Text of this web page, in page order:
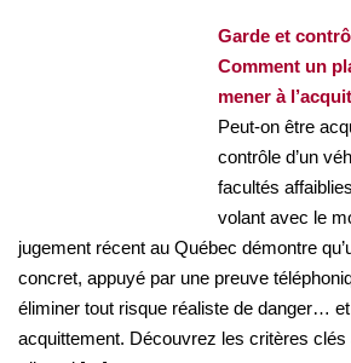
Garde et
Comment un
mener à
Peut-on être
contrôle d’un
facultés
volant avec le
jugement récent au Québec démontre
concret, appuyé par une preuve
éliminer tout risque réaliste de danger…
acquittement. Découvrez les critères